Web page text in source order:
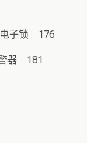
电子锁 176
器 181